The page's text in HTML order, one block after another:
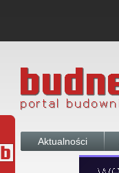
Aktualności